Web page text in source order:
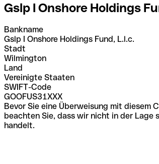
Gslp I Onshore Holdings
Bankname
Gslp I Onshore Holdings Fund, L.l.c.
Stadt
Wilmington
Land
Vereinigte Staaten
SWIFT-Code
GOOFUS31XXX
Bevor Sie eine Überweisung mit diesem
beachten Sie, dass wir nicht in der Lage
handelt.